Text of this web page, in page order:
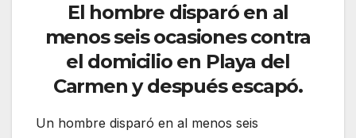
El hombre disparó en al
menos seis ocasiones contra
el domicilio en Playa del
Carmen y después escapó.
Un hombre disparó en al menos seis